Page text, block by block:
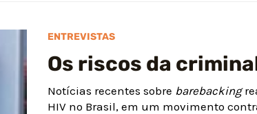
ENTREVISTAS
Os riscos da
Notícias recentes sobre barebacking
HIV no Brasil, em um movimento